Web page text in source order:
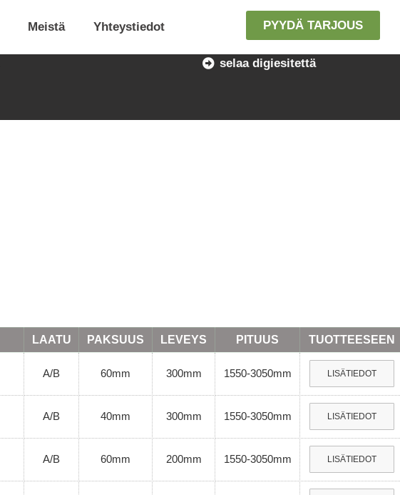
Meistä Yhteystiedot PYYDÄ TARJOUS
selaa digiesitettä
LAATU PAKSUUS LEVEYS PITUUS TUOTTEESEEN
A/B 60mm 300mm 1550-3050mm LISÄTIEDOT
A/B 40mm 300mm 1550-3050mm LISÄTIEDOT
A/B 60mm 200mm 1550-3050mm LISÄTIEDOT